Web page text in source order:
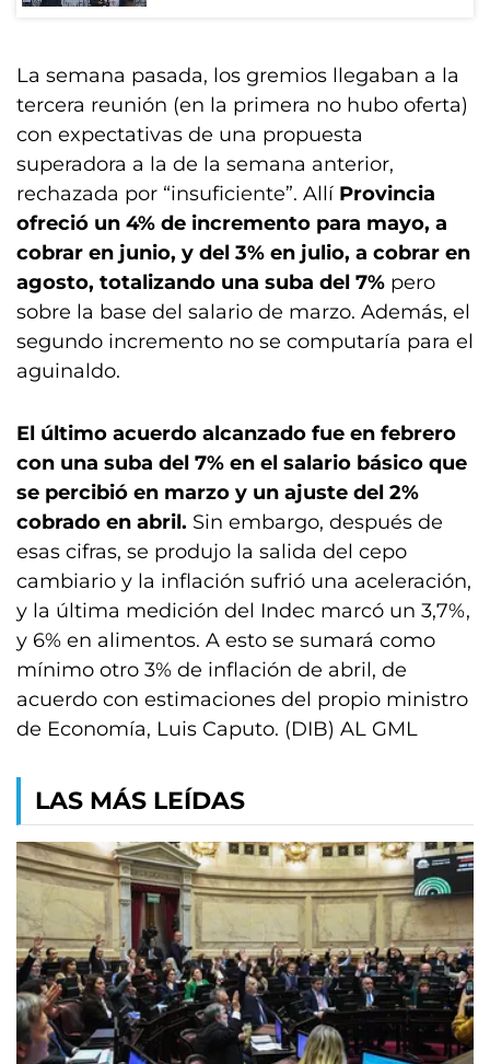
La semana pasada, los gremios llegaban a la
tercera reunión (en la primera no hubo oferta)
con expectativas de una propuesta
superadora a la de la semana anterior,
rechazada por “insuficiente”. Allí Provincia
ofreció un 4% de incremento para mayo, a
cobrar en junio, y del 3% en julio, a cobrar en
agosto, totalizando una suba del 7% pero
sobre la base del salario de marzo. Además, el
segundo incremento no se computaría para el
aguinaldo.
El último acuerdo alcanzado fue en febrero
con una suba del 7% en el salario básico que
se percibió en marzo y un ajuste del 2%
cobrado en abril. Sin embargo, después de
esas cifras, se produjo la salida del cepo
cambiario y la inflación sufrió una aceleración,
y la última medición del Indec marcó un 3,7%,
y 6% en alimentos. A esto se sumará como
mínimo otro 3% de inflación de abril, de
acuerdo con estimaciones del propio ministro
de Economía, Luis Caputo. (DIB) AL GML
LAS MÁS LEÍDAS